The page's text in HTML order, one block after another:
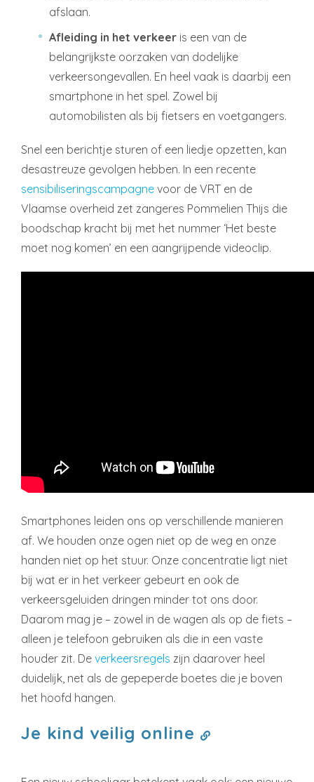
afslaan.
Afleiding in het verkeer is een van de
belangrijkste oorzaken van dodelijke
verkeersongevallen. En heel vaak is daarbij een
smartphone in het spel. Zowel bij
automobilisten als bij fietsers en voetgangers.
Snel een berichtje sturen of een liedje opzetten, kan
desastreuze gevolgen hebben. In een recente
sensibiliseringscampagne voor de VRT en de
Vlaamse overheid zet zangeres Pommelien Thijs die
boodschap kracht bij met het nummer ‘Het beste
moet nog komen’ en een aangrijpende videoclip.
Smartphones leiden ons op verschillende manieren
af. We houden onze ogen niet op de weg en onze
handen niet op het stuur. Onze concentratie ligt niet
bij wat er in het verkeer gebeurt en ook de
verkeersgeluiden dringen minder tot ons door.
Daarom mag je – zowel in de wagen als op de fiets –
alleen je telefoon gebruiken als die in een vaste
houder zit. De verkeersregels zijn daarover heel
duidelijk, net als de gepeperde boetes die je boven
het hoofd hangen.
Je kind veilig online